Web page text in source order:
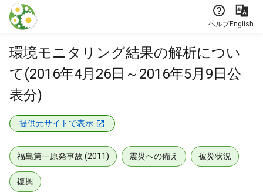
本文に飛ぶ
ヘルプEnglish
環境モニタリング結果の解析につい
て(2016年4月26日～2016年5月9日公
表分)
提供元サイトで表示
福島第一原発事故 (2011) 震災への備え 被災状況
復興